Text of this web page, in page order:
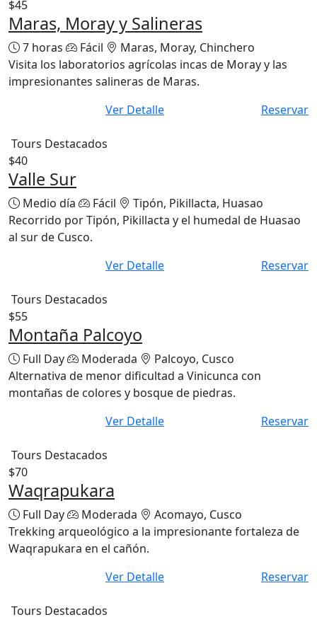
$45
Maras, Moray y Salineras
7 horas Fácil
Maras, Moray, Chinchero
Visita los laboratorios agrícolas incas de Moray y las
impresionantes salineras de Maras.
Ver Detalle
Reservar
Tours Destacados
$40
Valle Sur
Medio día Fácil
Tipón, Pikillacta, Huasao
Recorrido por Tipón, Pikillacta y el humedal de Huasao
Ver Detalle
Reservar
$55
Montaña Palcoyo
Full Day Moderada
Palcoyo, Cusco
Alternativa de menor dificultad a Vinicunca con
montañas de colores y bosque de piedras.
Ver Detalle
Reservar
$70
Waqrapukara
Full Day Moderada
Acomayo, Cusco
Trekking arqueológico a la impresionante fortaleza de
Waqrapukara en el cañón.